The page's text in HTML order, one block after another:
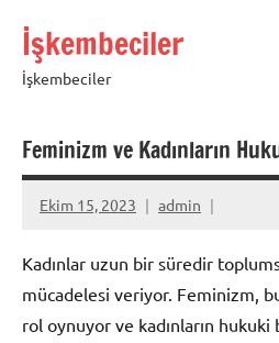
İşkembeciler
İşkembeciler
Feminizm ve Kadınların
Ekim 15, 2023 admin
Kadınlar uzun bir süredir
mücadelesi veriyor. Feminizm,
rol oynuyor ve kadınların